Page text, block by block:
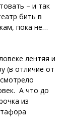
– и так
бить в
пока не…
лентяя и
(в отличие от
А что до
из